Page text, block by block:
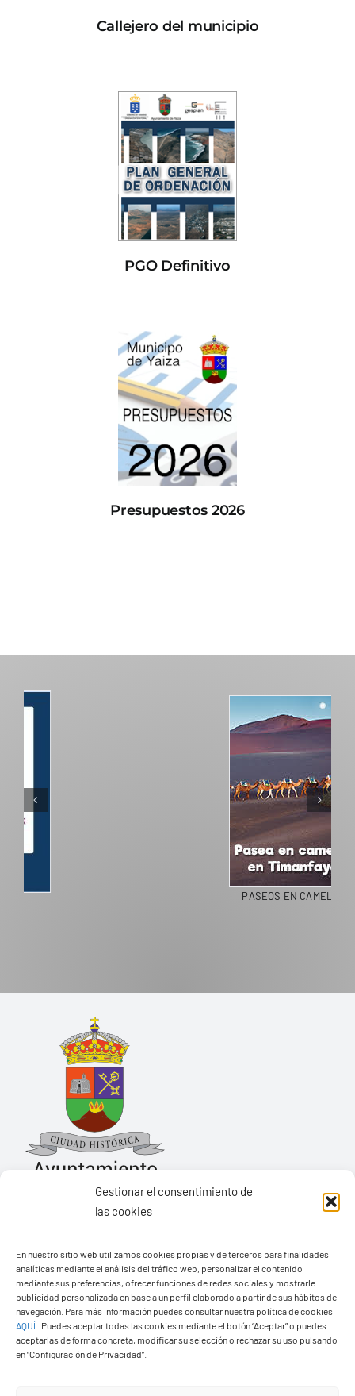
Gestionar el consentimiento de
las cookies
En nuestro sitio web utilizamos cookies propias y de terceros para finalidades
analíticas mediante el análisis del tráfico web, personalizar el contenido
mediante sus preferencias, ofrecer funciones de redes sociales y mostrarle
publicidad personalizada en base a un perfil elaborado a partir de sus hábitos de
navegación. Para más información puedes consultar nuestra política de cookies
AQUÍ
Puedes aceptar todas las cookies mediante el botón “Aceptar” o puedes
aceptarlas de forma concreta, modificar su selección o rechazar su uso pulsando
en “Configuración de Privacidad”.
Callejero del municipio
PGO Definitivo
Presupuestos 2026
Pza. de Los Remedios, 1
35570 – Yaiza
Tel:928 83 62 20